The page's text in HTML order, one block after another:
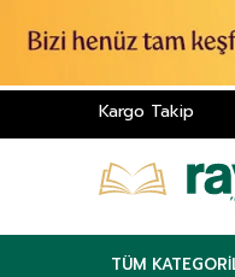
Kargo Takip
TÜM